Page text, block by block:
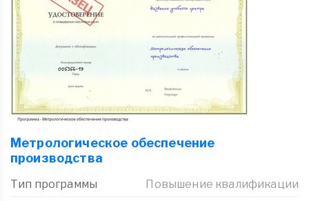
Метрологическое обеспечение
производства
Тип программы
Повышение квалификации